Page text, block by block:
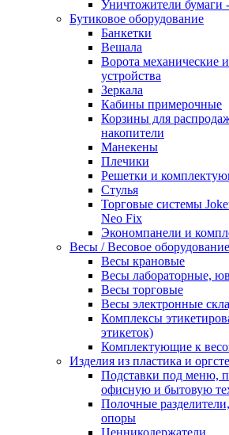
Уничтожители бумаги
Бутиковое оборудование
Банкетки
Вешала
Ворота механические
устройства
Зеркала
Кабины примерочные
Корзины для
накопители
Манекены
Плечики
Решетки и
Стулья
Торговые системы
Neo Fix
Экономпанели и
Весы / Весовое оборудование
Весы крановые
Весы лабораторные,
Весы торговые
Весы электронные
Комплексы
этикеток)
Комплектующие к
Изделия из пластика и
Подставки под меню,
офисную и бытовую
Полочные
опоры
Ценникодержатели